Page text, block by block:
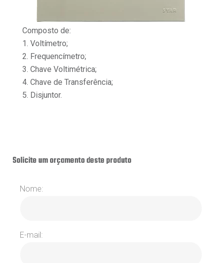
Composto de:
1. Voltímetro;
2. Frequencímetro;
3. Chave Voltimétrica;
4. Chave de Transferência;
5. Disjuntor.
Solicite um orçamento deste produto
Nome:
E-mail: